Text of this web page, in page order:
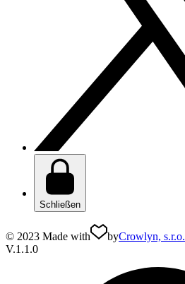
Schließen
© 2023 Made with byCrowlyn, s.r.o.
V.1.1.0